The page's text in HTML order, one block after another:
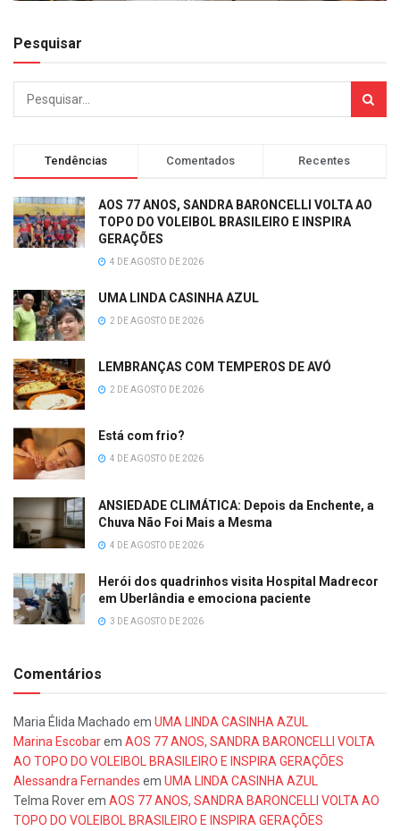
Pesquisar
Tendências Comentados Recentes
AOS 77 ANOS, SANDRA BARONCELLI VOLTA AO
TOPO DO VOLEIBOL BRASILEIRO E INSPIRA
GERAÇÕES
4 DE AGOSTO DE 2026
UMA LINDA CASINHA AZUL
2 DE AGOSTO DE 2026
LEMBRANÇAS COM TEMPEROS DE AVÓ
2 DE AGOSTO DE 2026
Está com frio?
4 DE AGOSTO DE 2026
ANSIEDADE CLIMÁTICA: Depois da Enchente, a
Chuva Não Foi Mais a Mesma
4 DE AGOSTO DE 2026
Herói dos quadrinhos visita Hospital Madrecor
em Uberlândia e emociona paciente
3 DE AGOSTO DE 2026
Comentários
Maria Élida Machado em UMA LINDA CASINHA AZUL
Marina Escobarem AOS 77 ANOS, SANDRA BARONCELLI VOLTA
AO TOPO DO VOLEIBOL BRASILEIRO E INSPIRA GERAÇÕES
Alessandra Fernandes em UMA LINDA CASINHA AZUL
Telma Roverem AOS 77 ANOS, SANDRA BARONCELLI VOLTA AO
TOPO DO VOLEIBOL BRASILEIRO E INSPIRA GERAÇÕES